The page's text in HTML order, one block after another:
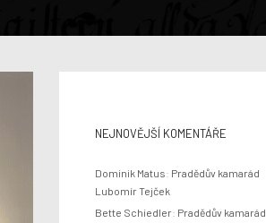
NEJNOVĚJŠÍ KOMENTÁŘE
Dominik Matus: Pradědův kamarád
Lubomír Tejček
Bette Schiedler: Pradědův kamarád